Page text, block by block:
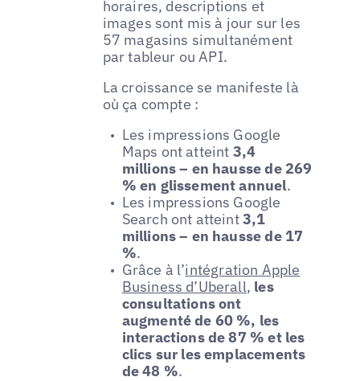
horaires, descriptions et
images sont mis à jour sur les
57 magasins simultanément
par tableur ou API.
La croissance se manifeste là
où ça compte :
Les impressions Google
Maps ont atteint 3,4
millions – en hausse de 269
% en glissement annuel.
Les impressions Google
Search ont atteint3,1
millions – en hausse de 17
%.
Grâce à l’intégration Apple
Business d’Uberall, les
consultations ont
augmenté de 60 %, les
interactions de 87 % et les
clics sur les emplacements
de 48 %.